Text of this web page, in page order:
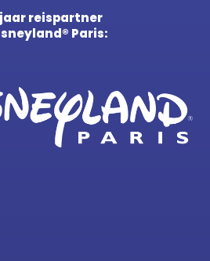
jaar reispartner
Paris: